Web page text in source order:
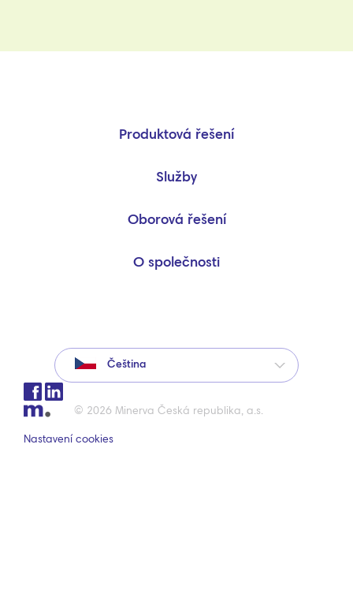
Produktová řešení
Služby
Oborová řešení
O společnosti
Čeština
© 2026 Minerva Česká republika, a.s.
Nastavení cookies